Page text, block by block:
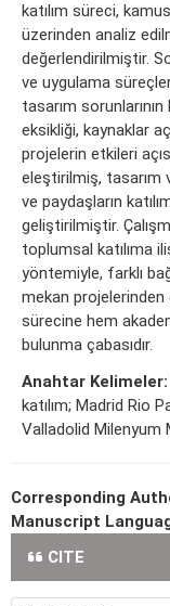
katılım süreci,
üzerinden analiz
değerlendirilmiştir.
ve uygulama
tasarım
eksikliği, kaynaklar
projelerin etkileri
eleştirilmiş, tasarım
ve paydaşların
geliştirilmiştir.
toplumsal katılıma
yöntemiyle, farklı
mekan projelerinden
sürecine hem
bulunma çabasıdır.
Anahtar Kelimeler:
katılım; Madrid Rio
Valladolid Milenyum
Corresponding
Manuscript
CITE